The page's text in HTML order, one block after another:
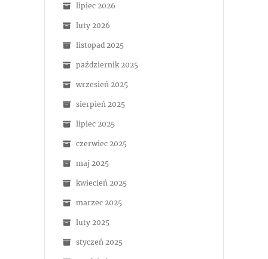
lipiec 2026
luty 2026
listopad 2025
październik 2025
wrzesień 2025
sierpień 2025
lipiec 2025
czerwiec 2025
maj 2025
kwiecień 2025
marzec 2025
luty 2025
styczeń 2025